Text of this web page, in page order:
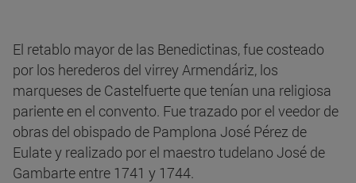
El retablo mayor de las Benedictinas, fue costeado
por los herederos del virrey Armendáriz, los
marqueses de Castelfuerte que tenían una religiosa
pariente en el convento. Fue trazado por el veedor de
obras del obispado de Pamplona José Pérez de
Eulate y realizado por el maestro tudelano José de
Gambarte entre 1741 y 1744.